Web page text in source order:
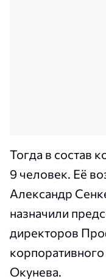
Тогда в состав
9 человек. Её
Александр
назначили
директоров
Окунева.